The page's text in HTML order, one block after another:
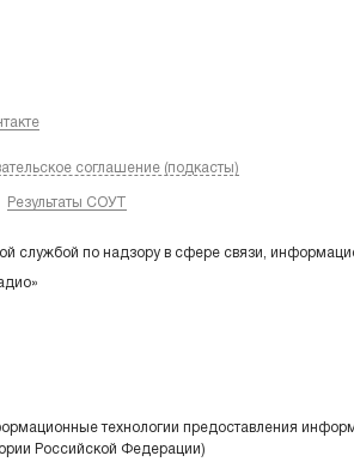
соглашение (подкасты)
Результаты СОУТ
по надзору в сфере связи,
технологии предоставления
Российской Федерации)